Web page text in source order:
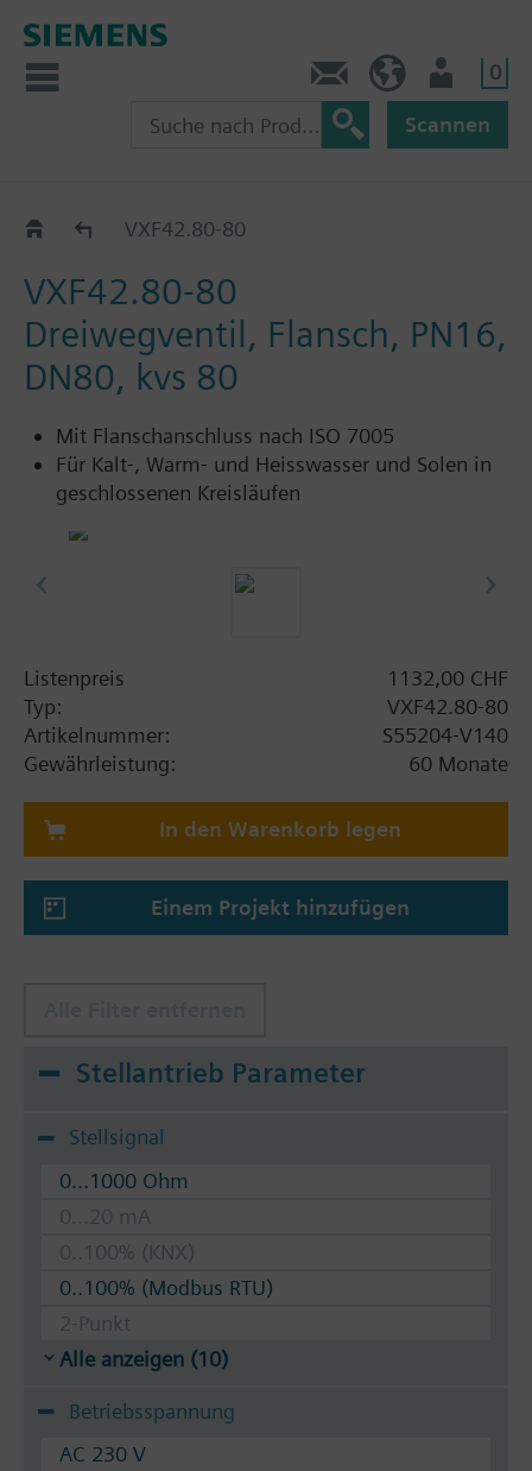
0
Scannen
VXF42..VXF42.80-80
VXF42.80-80
Dreiwegventil, Flansch, PN16,
DN80, kvs 80
Mit Flanschanschluss nach ISO 7005
Für Kalt-, Warm- und Heisswasser und Solen in
geschlossenen Kreisläufen
Listenpreis
1132,00 CHF
Typ:
VXF42.80-80
Artikelnummer:
S55204-V140
Gewährleistung:
60 Monate
In den Warenkorb legen
Einem Projekt hinzufügen
Stellantrieb Parameter
Stellsignal
0...1000 Ohm
0...20 mA
0..100% (KNX)
0..100% (Modbus RTU)
2-Punkt
Alle anzeigen (10)
Betriebsspannung
AC 230 V